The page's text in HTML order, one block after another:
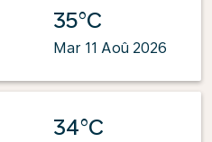
35°C
Mar 11 Aoû 2026
34°C